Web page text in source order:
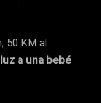
50 KM al
a una bebé